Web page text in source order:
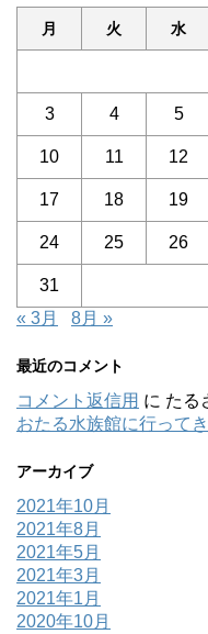
月 火 水
3 4 5
10 11 12
17 18 19
24 25 26
31
« 3月
8月 »
最近のコメント
コメント返信用 に たる
おたる水族館に行って
アーカイブ
2021年10月
2021年8月
2021年5月
2021年3月
2021年1月
2020年10月